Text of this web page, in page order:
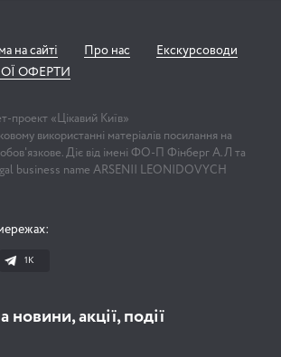
на сайті Про нас
Екскурсоводи
ОФЕРТИ
проект «Цікавий Київ»
використанні матеріалів посилання на
Діє від імені ФО-П Фінберг А.Л та
business name ARSENII LEONIDOVYCH
1К
новини, акції, події